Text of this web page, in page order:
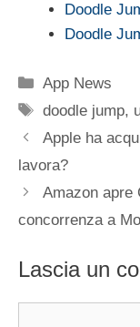
Doodle
Doodle
Categorie
App News
Tag
doodle jump,
Apple ha
lavora?
Amazon apre
concorrenza a
Lascia un